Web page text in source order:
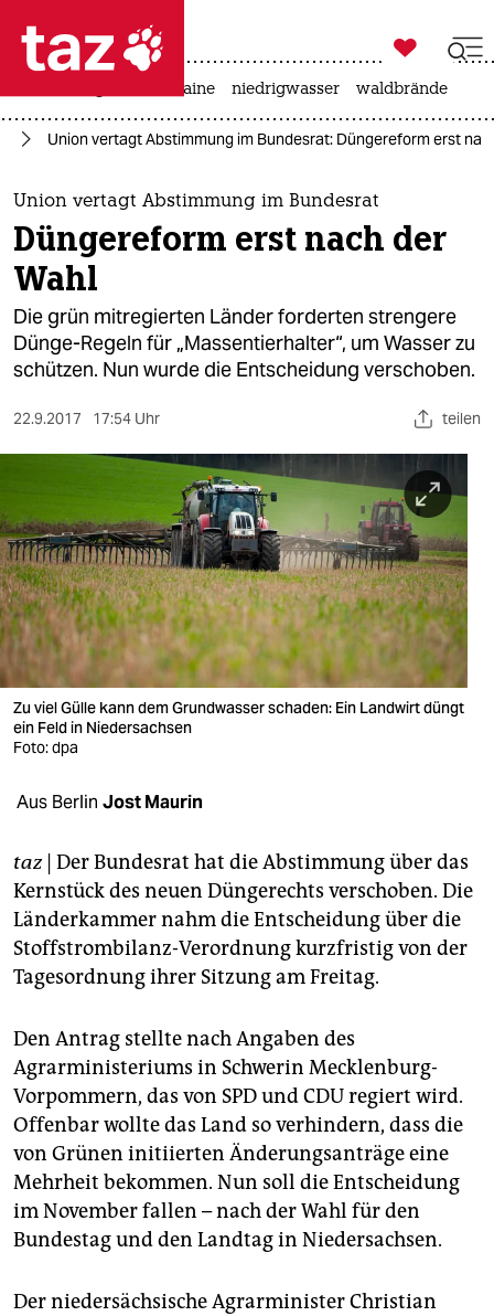
 taz zahl ich
taz zahl ich
themen
politik
öko
gesellschaft
sport
nord
wahrheit
verlag
verlag
veranstaltungen
unterstützen
abo
genossenschaft
epaper login

taz zahl ich
krieg in der ukraine niedrigwasser waldbrände
Union vertagt Abstimmung im Bundesrat: Düngereform erst
Union vertagt Abstimmung im Bundesrat
Düngereform erst nach der
Wahl
Die grün mitregierten Länder forderten strengere
Dünge-Regeln für „Massentierhalter“, um Wasser zu
schützen. Nun wurde die Entscheidung verschoben.
22.9.2017 17:54 Uhr teilen
Zu viel Gülle kann dem Grundwasser schaden: Ein Landwirt düngt
ein Feld in Niedersachsen
Foto: dpa
Aus Berlin Jost Maurin
taz| Der Bundesrat hat die Abstimmung über das
Kernstück des neuen Düngerechts verschoben. Die
Länderkammer nahm die Entscheidung über die
Stoffstrombilanz-Verordnung kurzfristig von der
Tagesordnung ihrer Sitzung am Freitag.
Den Antrag stellte nach Angaben des
Agrarministeriums in Schwerin Mecklenburg-
Vorpommern, das von SPD und CDU regiert wird.
Offenbar wollte das Land so verhindern, dass die
von Grünen initiierten Änderungsanträge eine
Mehrheit bekommen. Nun soll die Entscheidung
im November fallen – nach der Wahl für den
Bundestag und den Landtag in Niedersachsen.
Der niedersächsische Agrarminister Christian